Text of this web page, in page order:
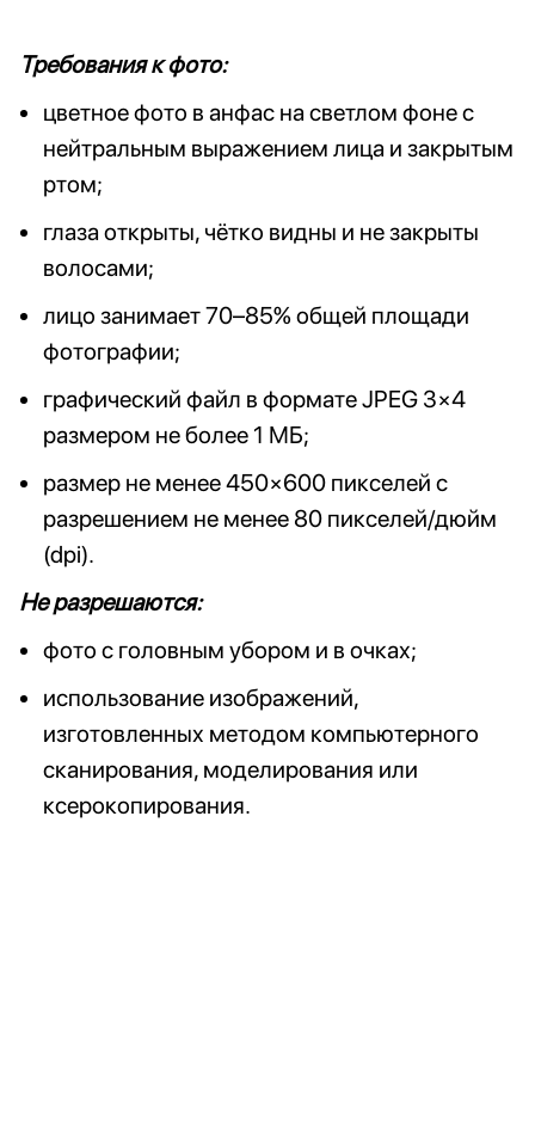
Требования к фото:
цветное фото в анфас на светлом фоне с
нейтральным выражением лица и закрытым
ртом;
глаза открыты, чётко видны и не закрыты
волосами;
лицо занимает 70–85% общей площади
фотографии;
графический файл в формате JPEG 3×4
размером не более 1 МБ;
размер не менее 450×600 пикселей с
разрешением не менее 80 пикселей/дюйм
(dpi).
Не разрешаются:
фото с головным убором и в очках;
использование изображений,
изготовленных методом компьютерного
сканирования, моделирования или
ксерокопирования.